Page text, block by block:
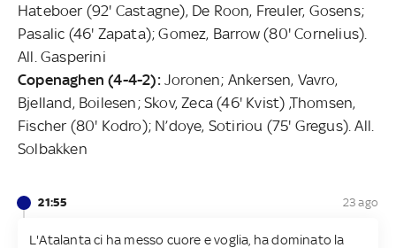
Hateboer (92' Castagne), De Roon, Freuler, Gosens;
Pasalic (46' Zapata); Gomez, Barrow (80' Cornelius).
All. Gasperini
Copenaghen (4-4-2):Joronen; Ankersen, Vavro,
Bjelland, Boilesen; Skov, Zeca (46' Kvist) ,Thomsen,
Fischer (80' Kodro); N’doye, Sotiriou (75' Gregus). All.
Solbakken
21:55 23 ago
L'Atalanta ci ha messo cuore e voglia, ha dominato la